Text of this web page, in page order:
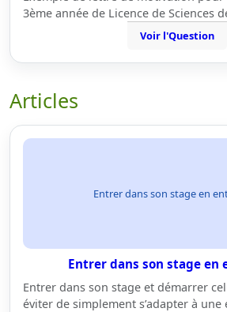
3ème année de Licence de Sciences
Voir l'Question
Articles
Entrer dans son stage en
Entrer dans son stage en
Entrer dans son stage et démarrer
éviter de simplement s’adapter à